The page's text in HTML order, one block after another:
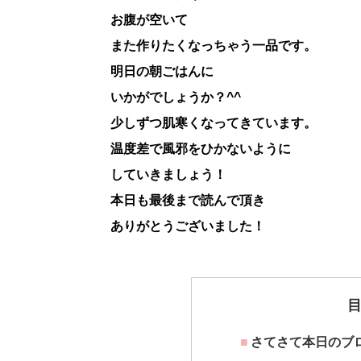
お腹が空いて
また作りたくなっちゃう一品です。
明日の朝ごはんに
いかがでしょうか？^^
少しずつ肌寒くなってきています。
温度差で風邪をひかないように
していきましょう！
本日も最後まで読んで頂き
ありがとうございました！
さてさて本日のブ